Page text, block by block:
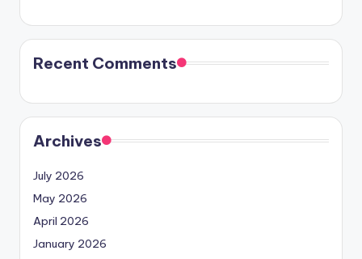
Recent Comments
Archives
July 2026
May 2026
April 2026
January 2026